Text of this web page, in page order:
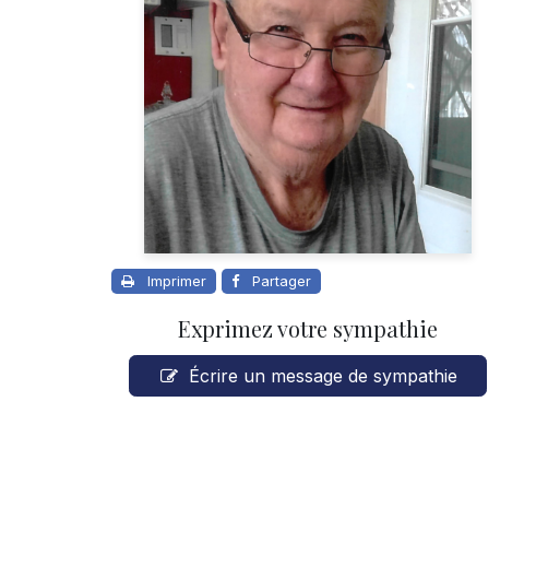
Imprimer Partager
Exprimez votre sympathie
Écrire un message de sympathie